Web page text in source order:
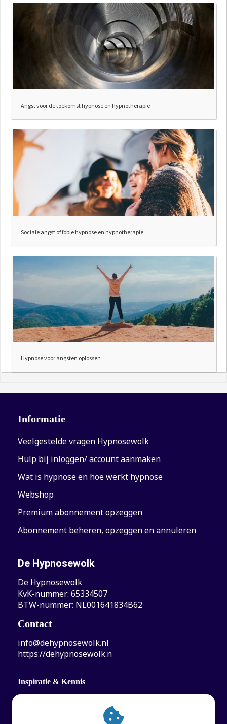
Angst voor de toekomst hypnose en hypnotherapie
Sociale angst of fobie hypnose en hypnotherapie
Hypnose voor angsten oplossen
Informatie
Veelgestelde vragen Hypnosewolk
Hulp bij inloggen/ account aanmaken
Wat is hypnose en hoe werkt hypnose
Webshop
Premium abonnement opzeggen
Abonnement beheren, opzeggen en annuleren
De Hypnosewolk
De Hypnosewolk
KvK-nummer: 65334507
BTW-nummer: NL001641834B62
Contact
info@dehypnosewolk.nl
https://dehypnosewolk.n
Inspiratie & Kennis
Hypnosewolk Blog: Kennis & inspiratie